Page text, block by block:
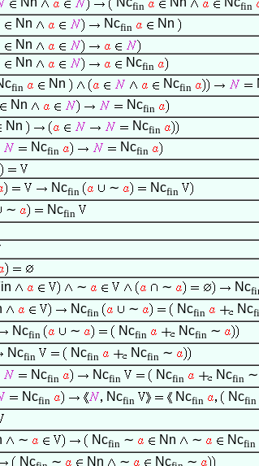
fin fin
Nn Ncfin
Nn
Nn
Nn Ncfin
fin Nn Ncfin
Nn Ncfin
Nn Ncfin
Ncfin Ncfin
Ncfin ∼ Ncfin
∼ Ncfin
∼ ∼ Nc
Ncfin ∼ Ncfin Nc
Ncfin ∼ Ncfin Ncfin ∼
Ncfin Ncfin Ncfin ∼
Ncfin Ncfin Ncfin Ncfin ∼
Ncfin Ncfin Ncfin Ncfin
∼ Ncfin ∼ Nn ∼ Ncfin
Nc ∼ Nn ∼ Nc
∼